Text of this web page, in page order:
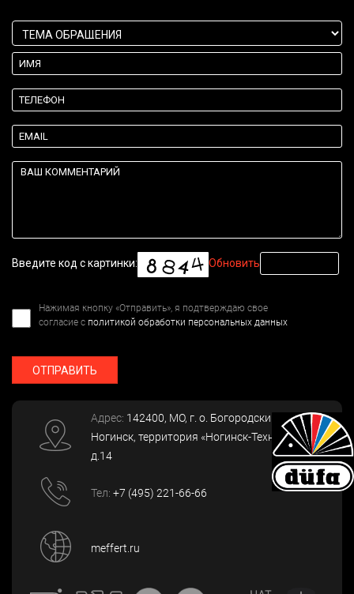
Введите код с картинки: Обновить
Нажимая кнопку «Отправить», я подтверждаю свое
согласие с политикой обработки персональных данных
ОТПРАВИТЬ
Адрес: 142400, МО, г. о. Богородский, г.
Ногинск, территория «Ногинск-Технопарк»,
д.14
Тел: +7 (495) 221-66-66
meffert.ru